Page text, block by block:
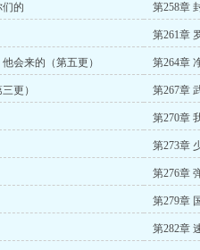
们的 第258章
第261章
会来的（第五更） 第264章
更） 第267章
第270章
第273章
第276章
第279章
第282章